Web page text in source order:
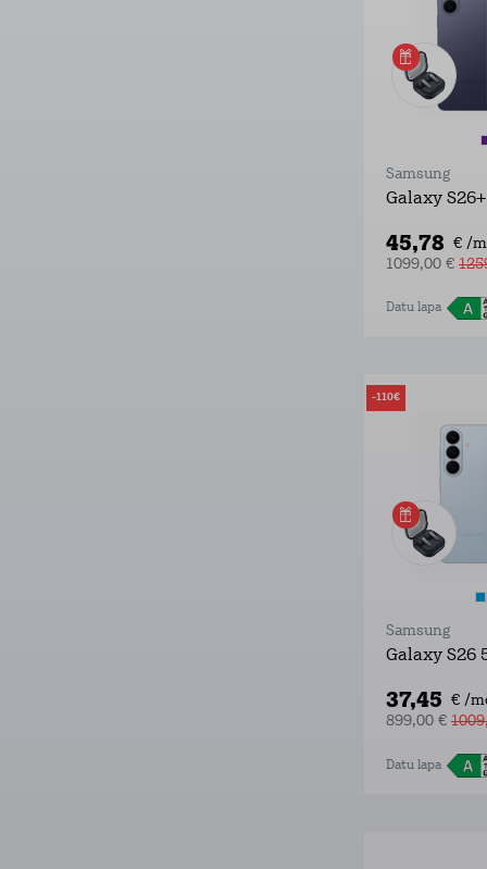
Samsung
Galaxy
45,78 € /
1099,00 €
Datu lapa
-110€
Samsung
Galaxy S26
37,45 € /
899,00 €
Datu lapa